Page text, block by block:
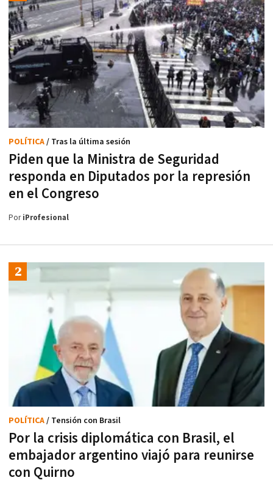
Piden que la Ministra de Seguridad
responda en Diputados por la represión
en el Congreso
POLÍTICA/ Tras la última sesión
PoriProfesional
Por la crisis diplomática con Brasil, el
embajador argentino viajó para reunirse
con Quirno
POLÍTICA/ Tensión con Brasil